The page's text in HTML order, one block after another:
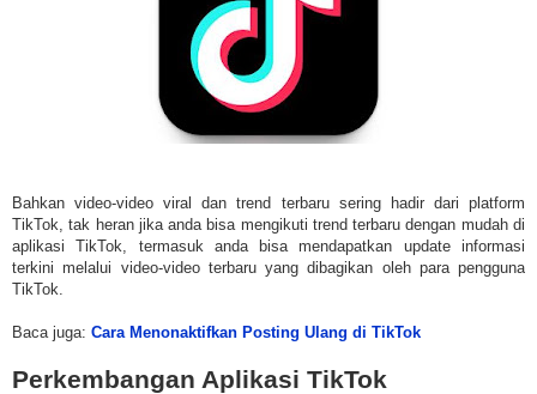
Bahkan video-video viral dan trend terbaru sering hadir dari platform
TikTok, tak heran jika anda bisa mengikuti trend terbaru dengan mudah di
aplikasi TikTok, termasuk anda bisa mendapatkan update informasi
terkini melalui video-video terbaru yang dibagikan oleh para pengguna
TikTok.
Baca juga: Cara Menonaktifkan Posting Ulang di TikTok
Perkembangan Aplikasi TikTok